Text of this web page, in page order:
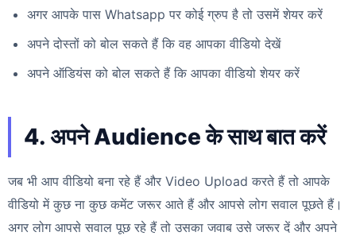
अगर आपके पास Whatsapp पर कोई ग्रुप है तो उसमें शेयर करें
अपने दोस्तों को बोल सकते हैं कि वह आपका वीडियो देखें
अपने ऑडियंस को बोल सकते हैं कि आपका वीडियो शेयर करें
4. अपने Audience के साथ बात करें
जब भी आप वीडियो बना रहे हैं और Video Upload करते हैं तो आपके
वीडियो में कुछ ना कुछ कमेंट जरूर आते हैं और आपसे लोग सवाल पूछते हैं।
अगर लोग आपसे सवाल पूछ रहे हैं तो उसका जवाब उसे जरूर दें और अपने